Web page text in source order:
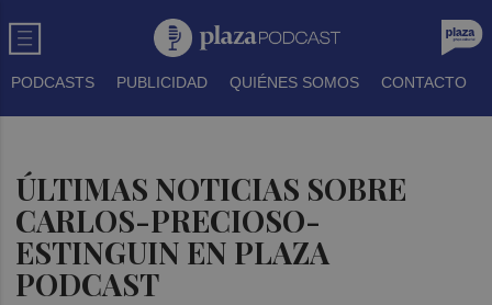
PODCASTS PUBLICIDAD QUIÉNES SOMOS CONTACTO
ÚLTIMAS NOTICIAS SOBRE
CARLOS-PRECIOSO-
ESTINGUIN EN PLAZA
PODCAST